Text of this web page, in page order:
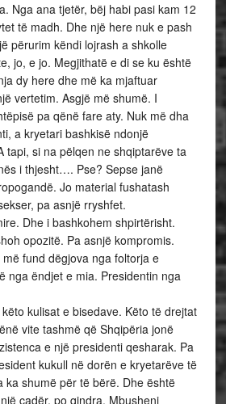
Nga ana tjetër, bëj habi pasi kam 12
të madh. Dhe një here nuk e pash
përurim këndi lojrash a shkolle
jo, e jo. Megjithatë e di se ku është
dy here dhe më ka mjaftuar
vertetim. Asgjë më shumë. I
pa qënë fare aty. Nuk më dha
a kryetari bashkisë ndonjë
tapi, si na pëlqen ne shqiptarëve ta
i thjesht…. Pse? Sepse janë
Jo material fushatash
pa asnjë rryshfet.
Dhe i bashkohem shpirtërisht.
opozitë. Pa asnjë kompromis.
fund dëgjova nga foltorja e
nga ëndjet e mia. Presidentin nga
kulisat e bisedave. Këto të drejtat
vite tashmë që Shqipëria jonë
e një presidenti qesharak. Pa
kukull në dorën e kryetarëve të
ka shumë për të bërë. Dhe është
çadër, po qindra. Mbusheni